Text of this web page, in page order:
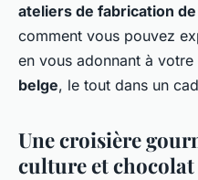
ateliers de fabrication
comment vous pouvez
en vous adonnant à
belge, le tout dans un
Une croisière
culture et chocolat